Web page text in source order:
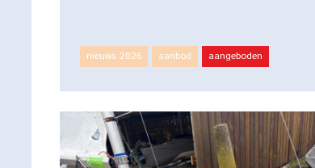
nieuws 2026 aanbod aangeboden